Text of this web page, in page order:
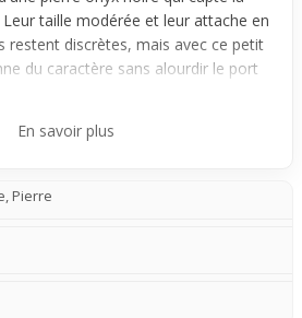
taille modérée et leur attache en
restent discrètes, mais avec ce petit
du caractère sans alourdir le port
finesse offrent un équilibre entre
confortable toute la journée. Leur
jamais voler la vedette.
boucles s’accordent facilement
En savoir plus
Pierre